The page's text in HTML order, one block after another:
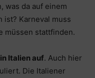
was da auf einem
ist? Karneval muss
müssen stattfinden.
Italien auf. Auch hier
Die Italiener